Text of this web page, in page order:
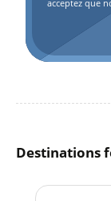
acceptez que
Destinations